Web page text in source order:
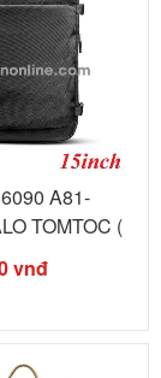
A81-
TOMTOC (
...
vnđ